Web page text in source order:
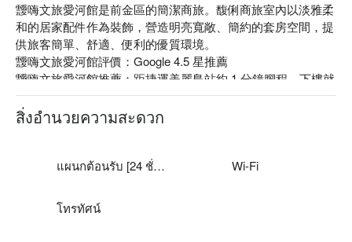
靉嗨文旅愛河館是前金區的簡潔商旅。馥俐商旅室內以淡雅柔
和的居家配件作為裝飾，營造明亮寬敞、簡約的套房空間，提
供旅客簡單、舒適、便利的優質環境。
靉嗨文旅愛河館評價：Google 4.5 星推薦
靉嗨文旅愛河館推薦：距捷運美麗島站約 1 分鐘腳程，下樓就
是六合夜市，便利熱鬧一次掌握。
靉嗨文旅愛河館優惠、靉嗨文旅愛河館住宿方案、靉嗨文旅愛
สิ่งอำนวยความสะดวก
แผนกต้อนรับ [24 ชั่วโมง] Wi-Fi
โทรทัศน์